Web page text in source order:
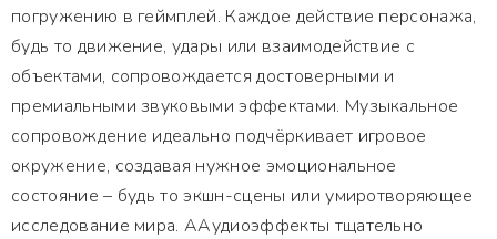
погружению в геймплей. Каждое действие персонажа,
будь то движение, удары или взаимодействие с
объектами, сопровождается достоверными и
премиальными звуковыми эффектами. Музыкальное
сопровождение идеально подчёркивает игровое
окружение, создавая нужное эмоциональное
состояние – будь то экшн-сцены или умиротворяющее
исследование мира. ААудиоэффекты тщательно